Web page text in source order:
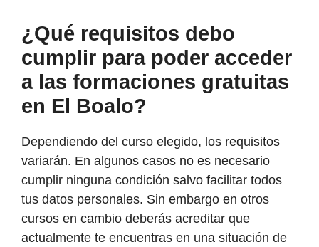
¿Qué requisitos debo
cumplir para poder acceder
a las formaciones gratuitas
en El Boalo?
Dependiendo del curso elegido, los requisitos
variarán. En algunos casos no es necesario
cumplir ninguna condición salvo facilitar todos
tus datos personales. Sin embargo en otros
cursos en cambio deberás acreditar que
actualmente te encuentras en una situación de